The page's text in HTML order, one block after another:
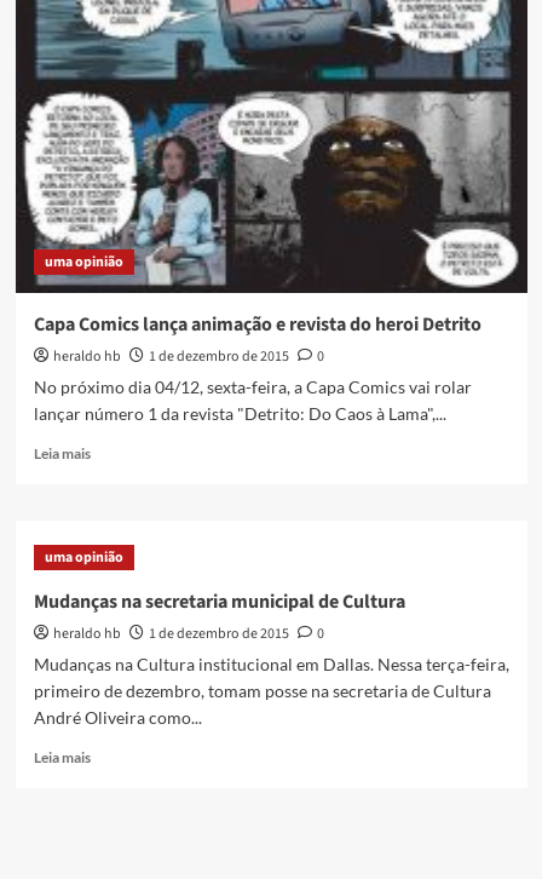
Vivo
do
São
Bento
comemora
10
anos
uma opinião
Capa Comics lança animação e revista do heroi Detrito
heraldo hb 1 de dezembro de 2015
0
No próximo dia 04/12, sexta-feira, a Capa Comics vai rolar
lançar número 1 da revista "Detrito: Do Caos à Lama",...
Leia maisRead
Comics
lança
e
revista
Detrito
uma opinião
Mudanças na secretaria municipal de Cultura
heraldo hb 1 de dezembro de 2015
0
Mudanças na Cultura institucional em Dallas. Nessa terça-feira,
primeiro de dezembro, tomam posse na secretaria de Cultura
André Oliveira como...
Leia maisRead